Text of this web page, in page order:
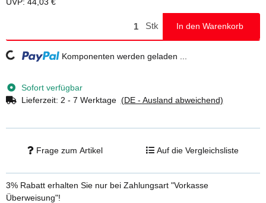
Stk In den Warenkorb
Loading... Komponenten werden geladen ...
Sofort verfügbar
Lieferzeit: 2 - 7 Werktage (DE - Ausland abweichend)
Frage zum Artikel Auf die Vergleichsliste
3% Rabatt erhalten Sie nur bei Zahlungsart "Vorkasse
Überweisung"!